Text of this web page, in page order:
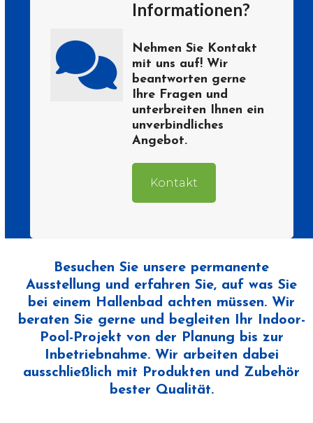
Informationen?
Nehmen Sie Kontakt
mit uns auf! Wir
beantworten gerne
Ihre Fragen und
unterbreiten Ihnen ein
unverbindliches
Angebot.
Kontakt
Besuchen Sie unsere permanente
Ausstellung und erfahren Sie, auf was Sie
bei einem Hallenbad achten müssen. Wir
beraten Sie gerne und begleiten Ihr Indoor-
Pool-Projekt von der Planung bis zur
Inbetriebnahme. Wir arbeiten dabei
ausschließlich mit Produkten und Zubehör
bester Qualität.